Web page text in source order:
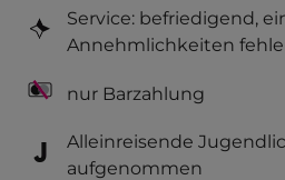
Service: befriedigend,
Annehmlichkeiten
nur Barzahlung
Alleinreisende
aufgenommen